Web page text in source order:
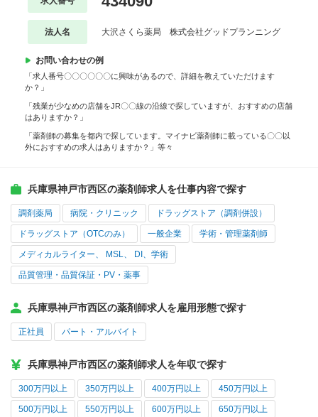
法人名 大沢さくら薬局 株式会社グッドプランニング
お問い合わせの例
「求人番号〇〇〇〇〇〇に興味があるので、詳細を教えていただけます
か？」
「残業が少なめの店舗をJR〇〇線の沿線で探していますが、おすすめの店舗
はありますか？」
「薬剤師の募集を都内で探しています。マイナビ薬剤師に載っている〇〇以
外におすすめの求人はありますか？」等々
兵庫県神戸市西区の薬剤師求人を仕事内容で探す
調剤薬局 病院・クリニック ドラッグストア（調剤併設）
ドラッグストア（OTCのみ） 一般企業 学術・管理薬剤師
メディカルライター、 MSL、 DI、学術
品質管理・品質保証・PV・薬事
兵庫県神戸市西区の薬剤師求人を雇用形態で探す
正社員 パート・アルバイト
兵庫県神戸市西区の薬剤師求人を年収で探す
300万円以上 350万円以上 400万円以上 450万円以上
500万円以上 550万円以上 600万円以上 650万円以上